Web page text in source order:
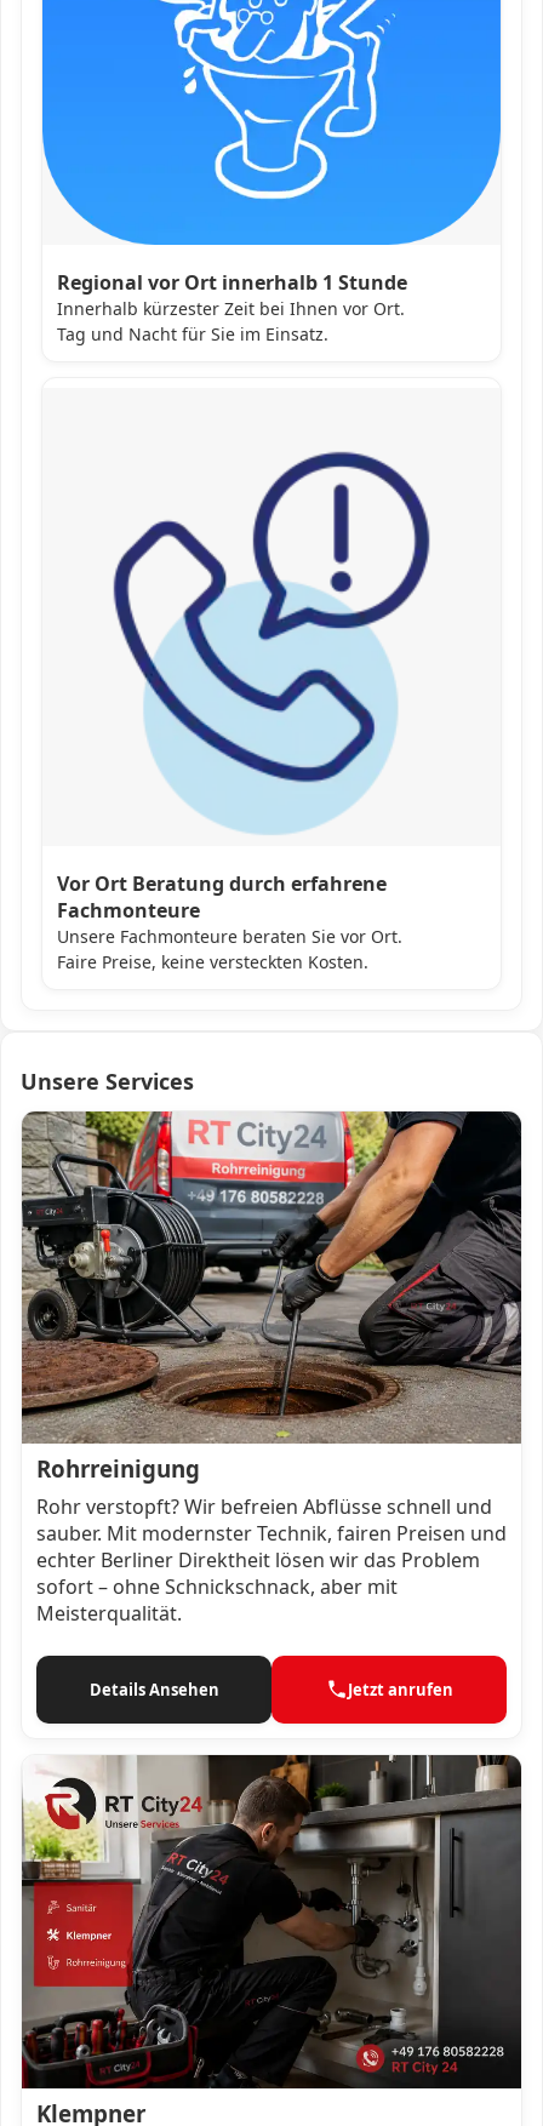
Regional vor Ort innerhalb 1 Stunde
Innerhalb kürzester Zeit bei Ihnen vor Ort.
Tag und Nacht für Sie im Einsatz.
Vor Ort Beratung durch erfahrene
Fachmonteure
Unsere Fachmonteure beraten Sie vor Ort.
Faire Preise, keine versteckten Kosten.
Unsere Services
Rohrreinigung
Rohr verstopft? Wir befreien Abflüsse schnell und
sauber. Mit modernster Technik, fairen Preisen und
echter Berliner Direktheit lösen wir das Problem
sofort – ohne Schnickschnack, aber mit
Meisterqualität.
Details Ansehen Jetzt anrufen
Klempner